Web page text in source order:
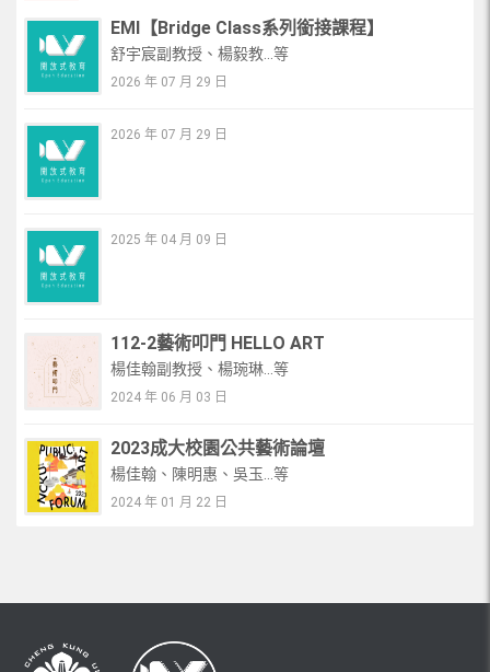
EMI【Bridge Class系列銜接課程】
舒宇宸副教授、楊毅教...等
2026 年 07 月 29 日
2026 年 07 月 29 日
2025 年 04 月 09 日
112-2藝術叩門 HELLO ART
楊佳翰副教授、楊琬琳...等
2024 年 06 月 03 日
2023成大校園公共藝術論壇
楊佳翰、陳明惠、吳玉...等
2024 年 01 月 22 日